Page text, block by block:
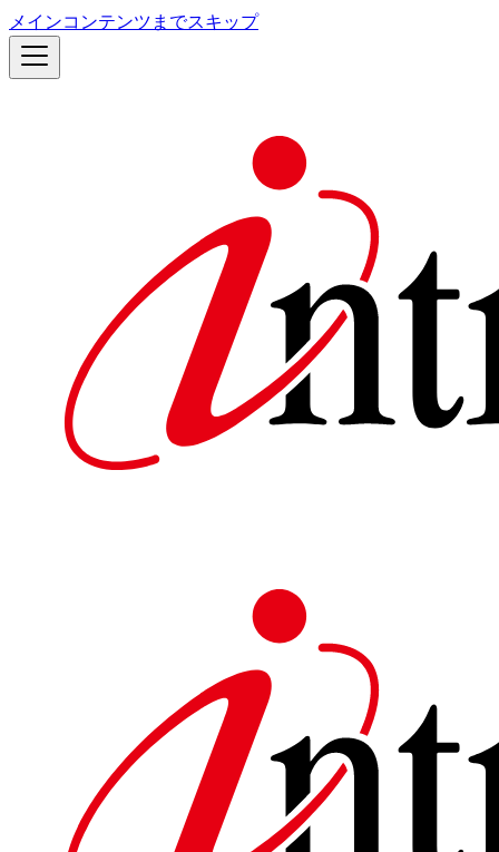
メインコンテンツまでスキップ